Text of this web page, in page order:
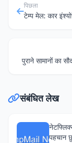
पिछला
टेम्प मेल: कार
पुराने सामानों का
संबंधित लेख
पहचान